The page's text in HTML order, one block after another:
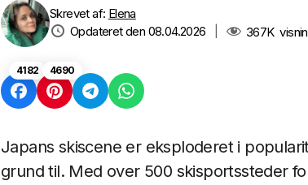
Skrevet af: Elena
Opdateret den 08.04.2026
367K
4182 4690
Japans skiscene er eksploderet i
grund til. Med over 500 skisportssteder